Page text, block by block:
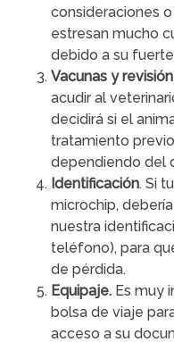
consideraciones
estresan mucho
debido a su
Vacunas y
acudir al
decidirá si el
tratamiento
dependiendo del
Identificación. Si
microchip,
nuestra
teléfono), para
de pérdida.
Equipaje.Es muy
bolsa de viaje
acceso a su